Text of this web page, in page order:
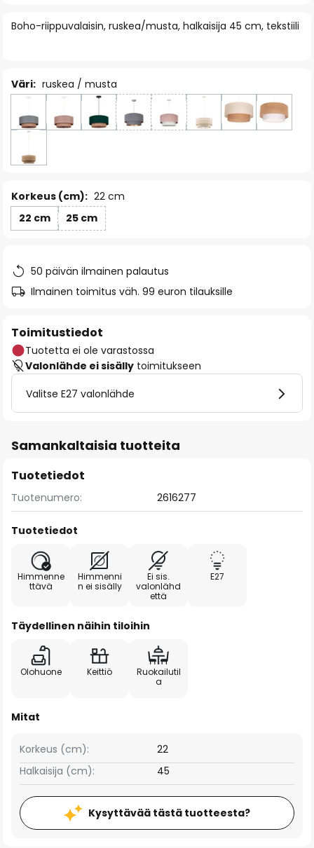
the
Boho-riippuvalaisin, ruskea/musta, halkaisija 45 cm, tekstiili
Väri: ruskea / musta
Korkeus (cm): 22 cm
22 cm
25 cm
50 päivän ilmainen palautus
Ilmainen toimitus väh. 99 euron tilauksille
Toimitustiedot
Tuotetta ei ole varastossa
Valonlähde ei sisälly toimitukseen
Valitse E27 valonlähde
Samankaltaisia tuotteita
Tuotetiedot
Tuotenumero: 2616277
Tuotetiedot
Himmenne
ttävä
Himmenni
n ei sisälly
Ei sis.
valonlähd
että
E27
Täydellinen näihin tiloihin
Olohuone Keittiö
Ruokailutil
a
Mitat
Korkeus (cm):
22
Halkaisija (cm):
45
Kysyttävää tästä tuotteesta?